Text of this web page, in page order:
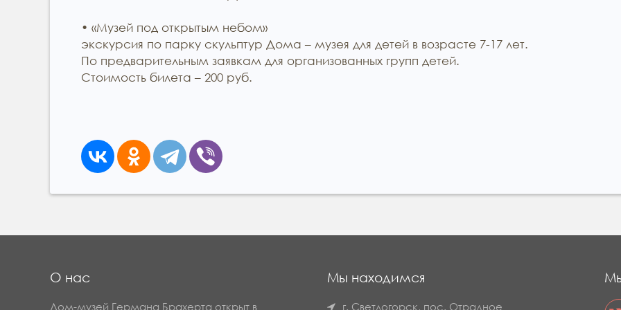
• «Музей под открытым небом»
экскурсия по парку скульптур Дома – музея для детей в возрасте 7-17 лет.
По предварительным заявкам для организованных групп детей.
Стоимость билета – 200 руб.
О нас
Дом-музей Германа Брахерта открыт в
Мы находимся
г. Светлогорск, пос. Отрадное